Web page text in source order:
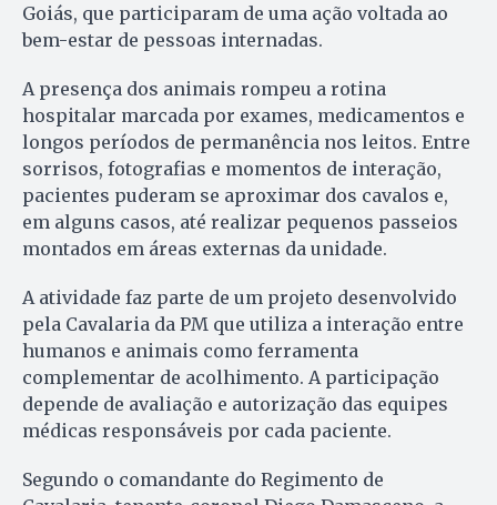
Goiás, que participaram de uma ação voltada ao
bem-estar de pessoas internadas.
A presença dos animais rompeu a rotina
hospitalar marcada por exames, medicamentos e
longos períodos de permanência nos leitos. Entre
sorrisos, fotografias e momentos de interação,
pacientes puderam se aproximar dos cavalos e,
em alguns casos, até realizar pequenos passeios
montados em áreas externas da unidade.
A atividade faz parte de um projeto desenvolvido
pela Cavalaria da PM que utiliza a interação entre
humanos e animais como ferramenta
complementar de acolhimento. A participação
depende de avaliação e autorização das equipes
médicas responsáveis por cada paciente.
Segundo o comandante do Regimento de